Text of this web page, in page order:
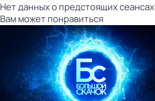
Нет данных о предстоящих сеансах
Вам может понравиться